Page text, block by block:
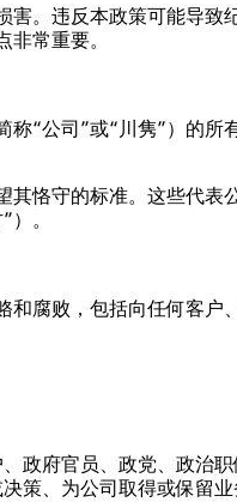
。违反本政策可能导
常重要。
“公司”或“川隽”）的所
恪守的标准。这些代表
。
腐败，包括向任何客
政府官员、政党、政治
策、为公司取得或保留